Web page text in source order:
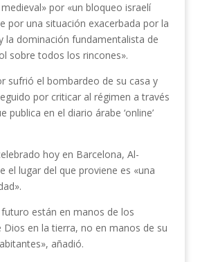
por «un bloqueo israelí
por una situación exacerbada por la
la dominación fundamentalista de
sobre todos los rincones».
sufrió el bombardeo de su casa y
por criticar al régimen a través
publica en el diario árabe ‘online’
hoy en Barcelona, Al-
el lugar del que proviene es «una
futuro están en manos de los
Dios en la tierra, no en manos de su
añadió.